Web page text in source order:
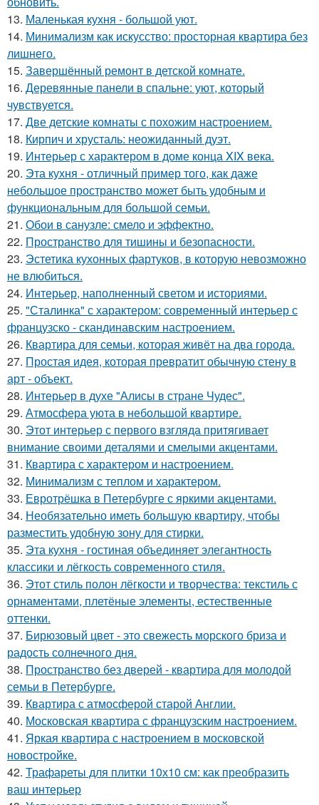
13. Маленькая кухня - большой уют.
14. Минимализм как искусство: просторная квартира без
лишнего.
15. Завершённый ремонт в детской комнате.
16. Деревянные панели в спальне: уют, который
чувствуется.
17. Две детские комнаты с похожим настроением.
18. Кирпич и хрусталь: неожиданный дуэт.
19. Интерьер с характером в доме конца XIX века.
20. Эта кухня - отличный пример того, как даже
небольшое пространство может быть удобным и
функциональным для большой семьи.
21. Обои в санузле: смело и эффектно.
22. Пространство для тишины и безопасности.
23. Эстетика кухонных фартуков, в которую невозможно
не влюбиться.
24. Интерьер, наполненный светом и историями.
25. "Сталинка" с характером: современный интерьер с
французско - скандинавским настроением.
26. Квартира для семьи, которая живёт на два города.
27. Простая идея, которая превратит обычную стену в
арт - объект.
28. Интерьер в духе "Алисы в стране Чудес".
29. Атмосфера уюта в небольшой квартире.
30. Этот интерьер с первого взгляда притягивает
внимание своими деталями и смелыми акцентами.
31. Квартира с характером и настроением.
32. Минимализм с теплом и характером.
33. Евротрёшка в Петербурге с яркими акцентами.
34. Необязательно иметь большую квартиру, чтобы
разместить удобную зону для стирки.
35. Эта кухня - гостиная объединяет элегантность
классики и лёгкость современного стиля.
36. Этот стиль полон лёгкости и творчества: текстиль с
орнаментами, плетёные элементы, естественные
оттенки.
37. Бирюзовый цвет - это свежесть морского бриза и
радость солнечного дня.
38. Пространство без дверей - квартира для молодой
семьи в Петербурге.
39. Квартира с атмосферой старой Англии.
40. Московская квартира с французским настроением.
41. Яркая квартира с настроением в московской
новостройке.
42. Трафареты для плитки 10х10 см: как преобразить
ваш интерьер